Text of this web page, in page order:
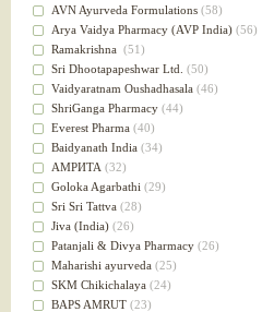
При диабете(38)
Антиоксидант(37)
Для Капха(Кафа) доши
От паразитов(37)
При расстройстве желудка (36)
Успокоительное(36)
Для глаз(34)
от геморроя(34)
Противовоспалительное
Для Питта доши(32)
Для сердца(32)
Для сосудов головного мозга
Для полости рта(32)
Дефицит железа(31)
Для лица(31)
Употребление в пищу
AVN Ayurveda Formulations (58)
Arya Vaidya Pharmacy (AVP India) (56)
Ramakrishna (51)
Sri Dhootapapeshwar Ltd. (50)
Vaidyaratnam Oushadhasala (46)
ShriGanga Pharmacy (44)
Everest Pharma (40)
Baidyanath India (34)
АМРИТА (32)
Goloka Agarbathi (29)
Sri Sri Tattva (28)
Jiva (India) (26)
Patanjali & Divya Pharmacy (26)
Maharishi ayurveda (25)
SKM Chikichalaya (24)
BAPS AMRUT (23)